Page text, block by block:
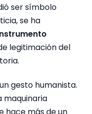
ser símbolo
se ha
legitimación del
gesto humanista.
maquinaria